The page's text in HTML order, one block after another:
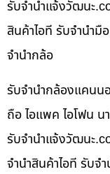
รับจํานําแจ้งวัฒนะ
สินค้าไอที รับจำนำมื
จำนำกล้อ
รับจำนำกล้องแคนน
ถือ ไอแพค ไอโฟน
รับจํานําแจ้งวัฒนะ
จำนำสินค้าไอที รับจ